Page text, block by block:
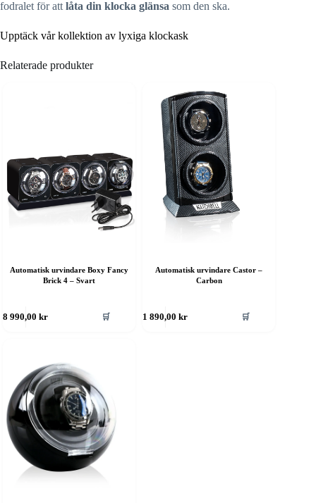
fodralet för att låta din klocka glänsa som den ska.
Upptäck vår kollektion av lyxiga klockask
Relaterade produkter
Automatisk urvindare Boxy Fancy
Brick 4 – Svart
8 990,00kr 🛒
Automatisk urvindare Castor –
Carbon
1 890,00kr 🛒